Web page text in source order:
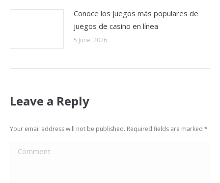
Conoce los juegos más populares de
juegos de casino en línea
5 June, 2026
Leave a Reply
Your email address will not be published. Required fields are marked *
Comment